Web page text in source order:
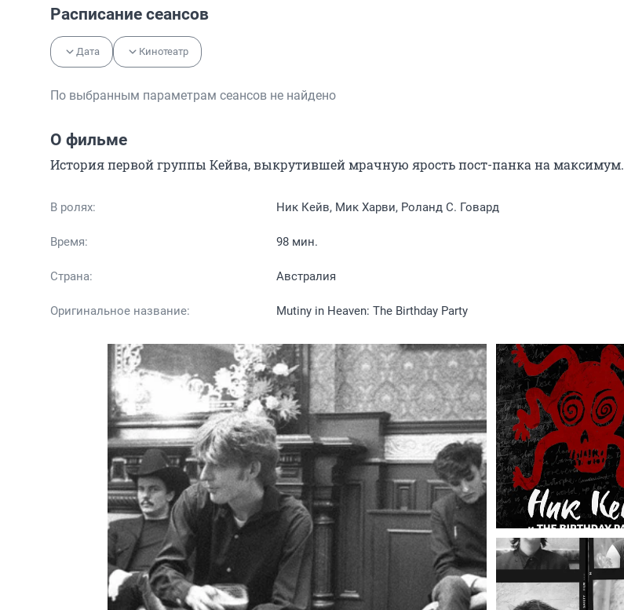
Расписание сеансов
Дата Кинотеатр
По выбранным параметрам сеансов не найдено
О фильме
История первой группы Кейва, выкрутившей мрачную ярость пост-панка на максимум.
В ролях: Ник Кейв, Мик Харви, Роланд С. Говард
Время: 98 мин.
Страна: Австралия
Оригинальное название: Mutiny in Heaven: The Birthday Party